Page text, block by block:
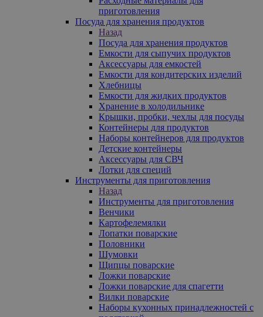
приготовления
Посуда для хранения продуктов
Назад
Посуда для хранения продуктов
Емкости для сыпучих продуктов
Аксессуары для емкостей
Емкости для кондитерских изделий
Хлебницы
Емкости для жидких продуктов
Хранение в холодильнике
Крышки, пробки, чехлы для посуды
Контейнеры для продуктов
Наборы контейнеров для продуктов
Детские контейнеры
Аксессуары для СВЧ
Лотки для специй
Инструменты для приготовления
Назад
Инструменты для приготовления
Венчики
Картофелемялки
Лопатки поварские
Половники
Шумовки
Щипцы поварские
Ложки поварские
Ложки поварские для спагетти
Вилки поварские
Наборы кухонных принадлежностей с